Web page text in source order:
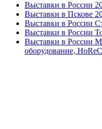
Выставки в России
Выставки в Пскове
Выставки в России
Выставки в России
Выставки в России
оборудование,